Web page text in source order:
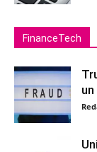
FinanceTech
un